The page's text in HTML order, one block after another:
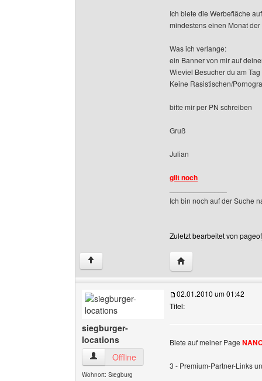
Ich biete die Werbefläche
mindestens einen Monat
Was ich verlange:
ein Banner von mir auf
Wieviel Besucher du am
Keine Rasistischen/
bitte mir per PN schreiben
Gruß
Julian
gilt noch
Ich bin noch auf der Suche
Zuletzt bearbeitet von
↑ Website dieses
siegburger-
locations
siegburger-locations Benutzer-Profile anzeigen
Offline
Wohnort: Siegburg
02.01.2010 um 01:42
Titel:
Biete auf meiner Page
3 - Premium-Partner-Links